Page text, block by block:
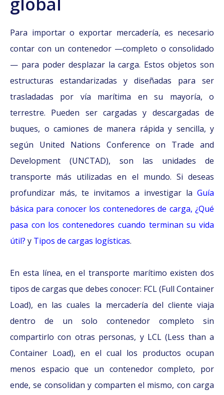
Para importar o exportar mercadería, es necesario
contar con un contenedor —completo o consolidado
— para poder desplazar la carga. Estos objetos son
estructuras estandarizadas y diseñadas para ser
trasladadas por vía marítima en su mayoría, o
terrestre. Pueden ser cargadas y descargadas de
buques, o camiones de manera rápida y sencilla, y
según United Nations Conference on Trade and
Development (UNCTAD), son las unidades de
transporte más utilizadas en el mundo. Si deseas
profundizar más, te invitamos a investigar la Guía
básica para conocer los contenedores de carga, ¿Qué
pasa con los contenedores cuando terminan su vida
útil? y Tipos de cargas logísticas.
En esta línea, en el transporte marítimo existen dos
tipos de cargas que debes conocer: FCL (Full Container
Load), en las cuales la mercadería del cliente viaja
dentro de un solo contenedor completo sin
compartirlo con otras personas, y LCL (Less than a
Container Load), en el cual los productos ocupan
menos espacio que un contenedor completo, por
ende, se consolidan y comparten el mismo, con carga